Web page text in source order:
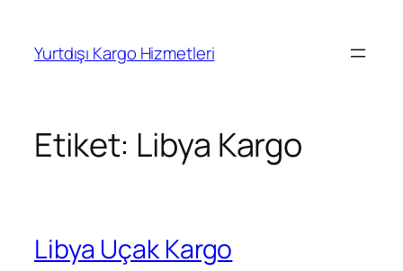
Yurtdışı Kargo Hizmetleri
Etiket: Libya Kargo
Libya Uçak Kargo